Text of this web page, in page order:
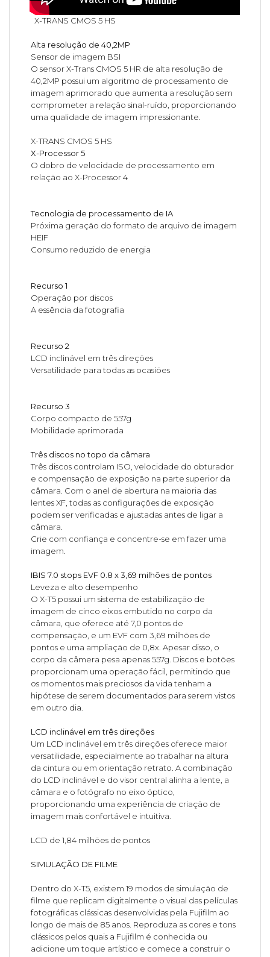
X-TRANS CMOS 5 HS
Alta resolução de 40,2MP
Sensor de imagem BSI
O sensor X-Trans CMOS 5 HR de alta resolução de
40,2MP possui um algoritmo de processamento de
imagem aprimorado que aumenta a resolução sem
comprometer a relação sinal-ruído, proporcionando
uma qualidade de imagem impressionante.
X-TRANS CMOS 5 HS
X-Processor 5
O dobro de velocidade de processamento em
relação ao X-Processor 4
Tecnologia de processamento de IA
Próxima geração do formato de arquivo de imagem
HEIF
Consumo reduzido de energia
Recurso 1
Operação por discos
A essência da fotografia
Recurso 2
LCD inclinável em três direções
Versatilidade para todas as ocasiões
Recurso 3
Corpo compacto de 557g
Mobilidade aprimorada
Três discos no topo da câmara
Três discos controlam ISO, velocidade do obturador
e compensação de exposição na parte superior da
câmara. Com o anel de abertura na maioria das
lentes XF, todas as configurações de exposição
podem ser verificadas e ajustadas antes de ligar a
câmara.
Crie com confiança e concentre-se em fazer uma
imagem.
IBIS 7.0 stops EVF 0.8 x 3,69 milhões de pontos
Leveza e alto desempenho
O X-T5 possui um sistema de estabilização de
imagem de cinco eixos embutido no corpo da
câmara, que oferece até 7,0 pontos de
compensação, e um EVF com 3,69 milhões de
pontos e uma ampliação de 0,8x. Apesar disso, o
corpo da câmera pesa apenas 557g. Discos e botões
proporcionam uma operação fácil, permitindo que
os momentos mais preciosos da vida tenham a
hipótese de serem documentados para serem vistos
em outro dia.
LCD inclinável em três direções
Um LCD inclinável em três direções oferece maior
versatilidade, especialmente ao trabalhar na altura
da cintura ou em orientação retrato. A combinação
do LCD inclinável e do visor central alinha a lente, a
câmara e o fotógrafo no eixo óptico,
proporcionando uma experiência de criação de
imagem mais confortável e intuitiva.
LCD de 1,84 milhões de pontos
SIMULAÇÃO DE FILME
Dentro do X-T5, existem 19 modos de simulação de
filme que replicam digitalmente o visual das películas
fotográficas clássicas desenvolvidas pela Fujifilm ao
longo de mais de 85 anos. Reproduza as cores e tons
clássicos pelos quais a Fujifilm é conhecida ou
adicione um toque artístico e comece a construir o